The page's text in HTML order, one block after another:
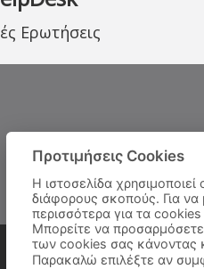
Ερωτήσεις
Προτιμήσεις Cookies
Η ιστοσελίδα χρησιμοποιεί
διάφορους σκοπούς. Για να
περισσότερα για τα cookies
Μπορείτε να προσαρμόσετε
των cookies σας κάνοντας
Παρακαλώ επιλέξτε αν